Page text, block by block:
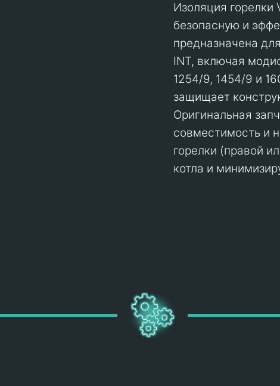
Изоляция
безопасную и
предназначена
INT, включая
1254/9, 1454/9 и
защищает
Оригинальная
совместимость и
горелки (правой
котла и